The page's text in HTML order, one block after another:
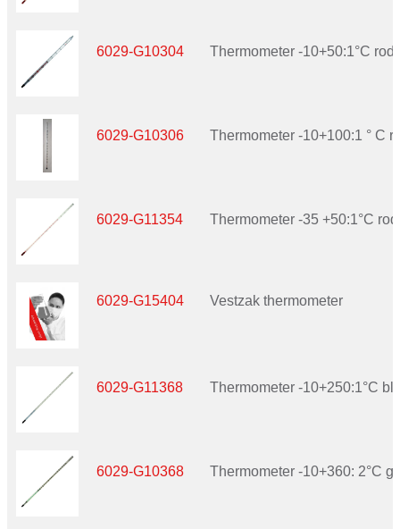
6029-G10304 Thermometer -10+50:1°C
6029-G10306 Thermometer -10+100:1 ° C
6029-G11354 Thermometer -35 +50:1°C
6029-G15404 Vestzak thermometer
6029-G11368 Thermometer -10+250:1°C
6029-G10368 Thermometer -10+360: 2°C